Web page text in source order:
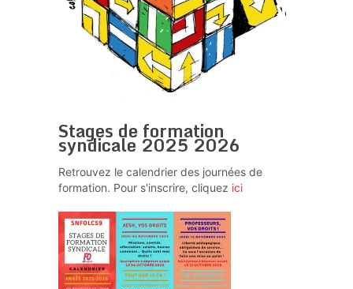
Stages de formation
syndicale 2025 2026
Retrouvez le calendrier des journées de
formation. Pour s'inscrire, cliquez ici